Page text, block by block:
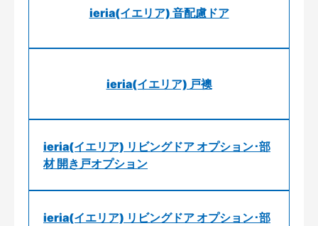
ieria(イエリア) 音配慮ドア
ieria(イエリア) 戸襖
ieria(イエリア) リビングドア オプション･部
材 開き戸オプション
ieria(イエリア) リビングドア オプション･部